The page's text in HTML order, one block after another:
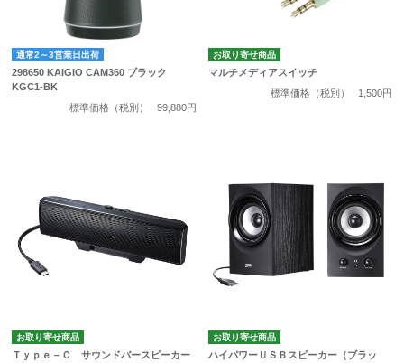
通常2～3営業日出荷
298650 KAIGIO CAM360 ブラック
KGC1-BK
標準価格（税別）
99,880円
お取り寄せ商品
マルチメディアスイッチ
標準価格（税別）
1,500円
お取り寄せ商品
Ｔｙｐｅ－Ｃ サウンドバースピーカー
お取り寄せ商品
ハイパワーＵＳＢスピーカー（ブラッ